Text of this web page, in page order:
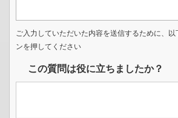
ご入力していただいた内容を送信するために、
ンを押してください
この質問は役に立ちましたか？